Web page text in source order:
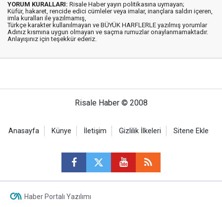
YORUM KURALLARI: Risale Haber yayın politikasına uymayan;
Küfür, hakaret, rencide edici cümleler veya imalar, inançlara saldırı içeren,
imla kuralları ile yazılmamış,
Türkçe karakter kullanılmayan ve BÜYÜK HARFLERLE yazılmış yorumlar
Adınız kısmına uygun olmayan ve saçma rumuzlar onaylanmamaktadır.
Anlayışınız için teşekkür ederiz.
Risale Haber © 2008
Anasayfa Künye İletişim Gizlilik İlkeleri Sitene Ekle
Haber Portalı Yazılımı